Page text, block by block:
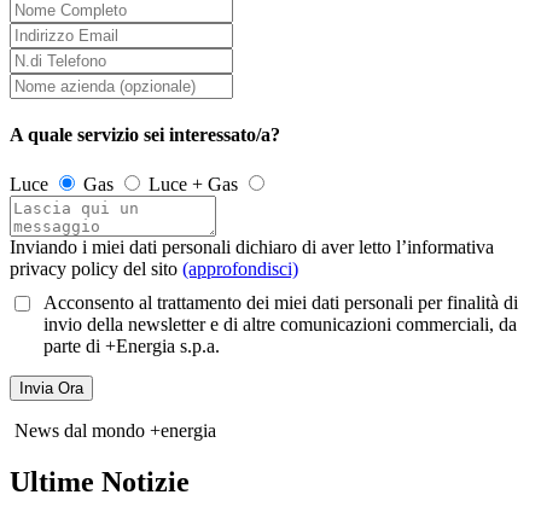
A quale servizio sei interessato/a?
Luce Gas Luce + Gas
Inviando i miei dati personali dichiaro di aver letto l’informativa
privacy policy del sito (approfondisci)
Acconsento al trattamento dei miei dati personali per finalità di
invio della newsletter e di altre comunicazioni commerciali, da
parte di +Energia s.p.a.
News dal mondo +energia
Ultime Notizie